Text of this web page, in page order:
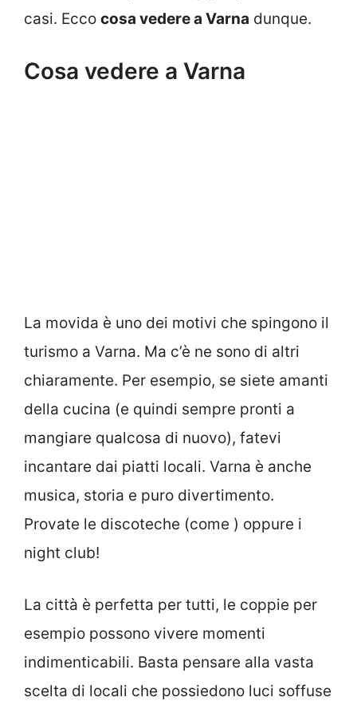
casi. Ecco cosa vedere a Varna dunque.
Cosa vedere a Varna
La movida è uno dei motivi che spingono il
turismo a Varna. Ma c’è ne sono di altri
chiaramente. Per esempio, se siete amanti
della cucina (e quindi sempre pronti a
mangiare qualcosa di nuovo), fatevi
incantare dai piatti locali. Varna è anche
musica, storia e puro divertimento.
Provate le discoteche (come ) oppure i
night club!
La città è perfetta per tutti, le coppie per
esempio possono vivere momenti
indimenticabili. Basta pensare alla vasta
scelta di locali che possiedono luci soffuse